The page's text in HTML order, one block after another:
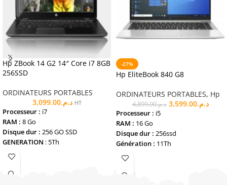
Hp ZBook 14 G2 14″ Core i7 8GB
256SSD
ORDINATEURS PORTABLES
د.م.3,099.00 HT
Processeur : i7
RAM : 8 Go
Disque dur : 256 GO SSD
GENERATION : 5Th
Ecran
Etat
Garantie
-27%
Hp EliteBook 840 G8
ORDINATEURS PORTABLES, Hp
د.م.4,899.00 د.م.3,599.00
Processeur : i5
RAM : 16 Go
Disque dur : 256ssd
Génération : 11Th
Ecran
GARANTIE
ETAT : REMIS A NEUF